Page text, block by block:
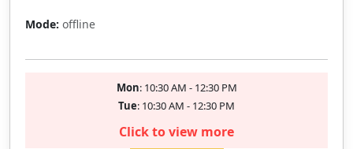
Mode: offline
Mon: 10:30 AM - 12:30 PM
Tue: 10:30 AM - 12:30 PM
Click to view more